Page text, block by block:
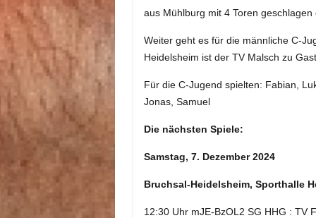
aus Mühlburg mit 4 Toren geschlagen
Weiter geht es für die männliche C-
Heidelsheim ist der TV Malsch zu
Für die C-Jugend spielten: Fabian,
Jonas, Samuel
Die nächsten Spiele:
Samstag, 7. Dezember 2024
Bruchsal-Heidelsheim, Sporthalle
12:30 Uhr mJE-BzOL2 SG HHG : TV